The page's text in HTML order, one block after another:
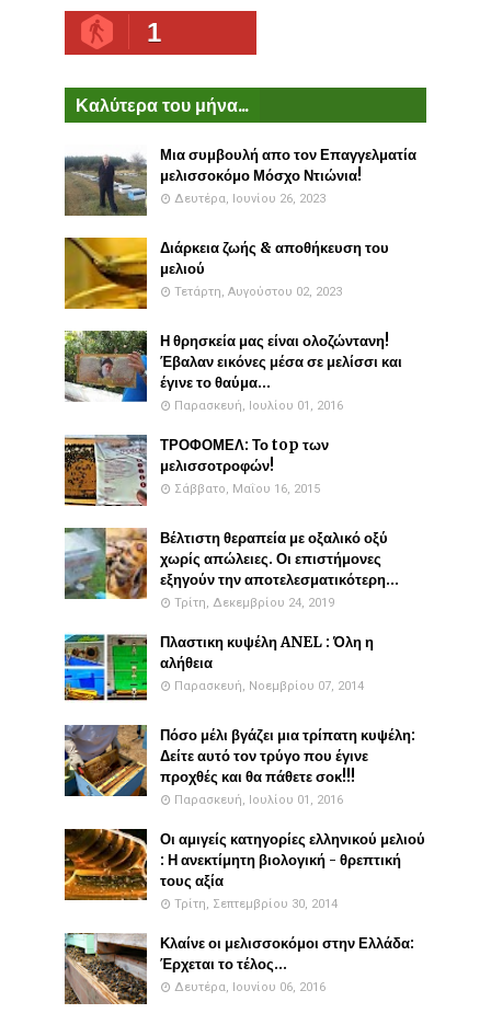
1
Καλύτερα του μήνα...
Μια συμβουλή απο τον Επαγγελματία
μελισσοκόμο Μόσχο Ντιώνια!
Δευτέρα, Ιουνίου 26, 2023
Διάρκεια ζωής & αποθήκευση του
μελιού
Τετάρτη, Αυγούστου 02, 2023
Η θρησκεία μας είναι ολοζώντανη!
Έβαλαν εικόνες μέσα σε μελίσσι και
έγινε το θαύμα...
Παρασκευή, Ιουλίου 01, 2016
ΤΡΟΦΟΜΕΛ: Το top των
μελισσοτροφών!
Σάββατο, Μαΐου 16, 2015
Βέλτιστη θεραπεία με οξαλικό οξύ
χωρίς απώλειες. Οι επιστήμονες
εξηγούν την αποτελεσματικότερη...
Τρίτη, Δεκεμβρίου 24, 2019
Πλαστικη κυψέλη ANEL : Όλη η
αλήθεια
Παρασκευή, Νοεμβρίου 07, 2014
Πόσο μέλι βγάζει μια τρίπατη κυψέλη:
Δείτε αυτό τον τρύγο που έγινε
προχθές και θα πάθετε σοκ!!!
Παρασκευή, Ιουλίου 01, 2016
Οι αμιγείς κατηγορίες ελληνικού μελιού
: Η ανεκτίμητη βιολογική - θρεπτική
τους αξία
Τρίτη, Σεπτεμβρίου 30, 2014
Κλαίνε οι μελισσοκόμοι στην Ελλάδα:
Έρχεται το τέλος...
Δευτέρα, Ιουνίου 06, 2016